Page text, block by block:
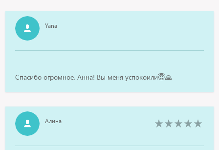
Yana
Спасибо огромное, Анна! Вы меня успокоили😇🙏
Алина